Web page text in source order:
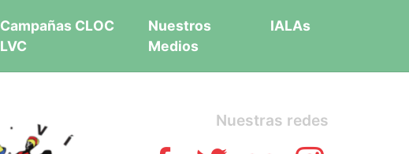
Campañas CLOC
LVC
Nuestros
Medios
IALAs
Nuestras redes